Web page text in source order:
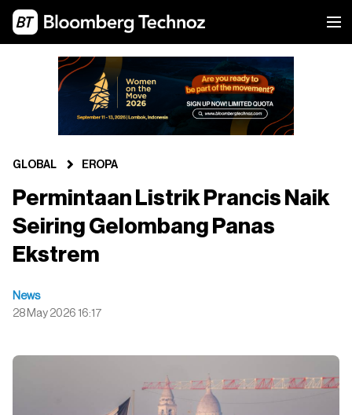
GLOBAL EROPA
Permintaan Listrik Prancis Naik
Seiring Gelombang Panas
Ekstrem
News
28 May 2026 16:17